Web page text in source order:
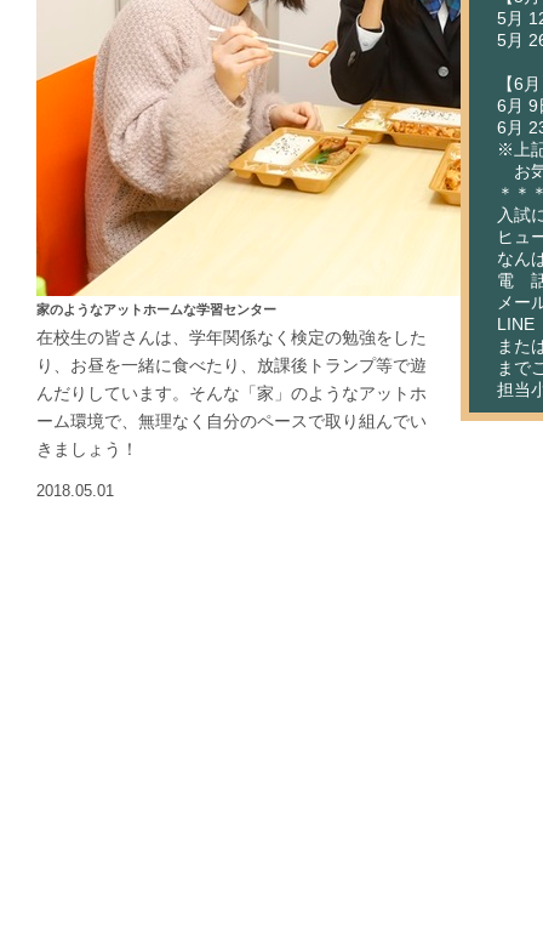
家のようなアットホームな学習センター
在校生の皆さんは、学年関係なく検定の勉強をした
り、お昼を一緒に食べたり、放課後トランプ等で遊
んだりしています。そんな「家」のようなアットホ
ーム環境で、無理なく自分のペースで取り組んでい
きましょう！
2018.05.01
5月
5月
【6
6月 9
6月
※上
お
＊＊
入試
ヒュ
なん
電
メー
LINE
また
まで
担当